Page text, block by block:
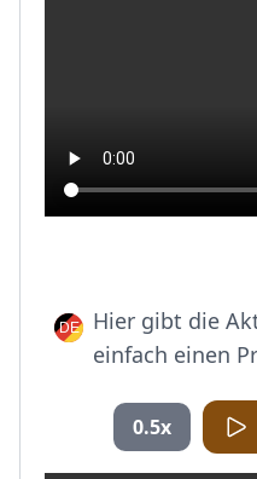
Hier gibt die
einfach einen
0.5x